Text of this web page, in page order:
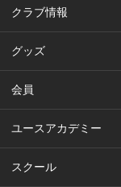
クラブ情報
グッズ
会員
ユースアカデミー
スクール